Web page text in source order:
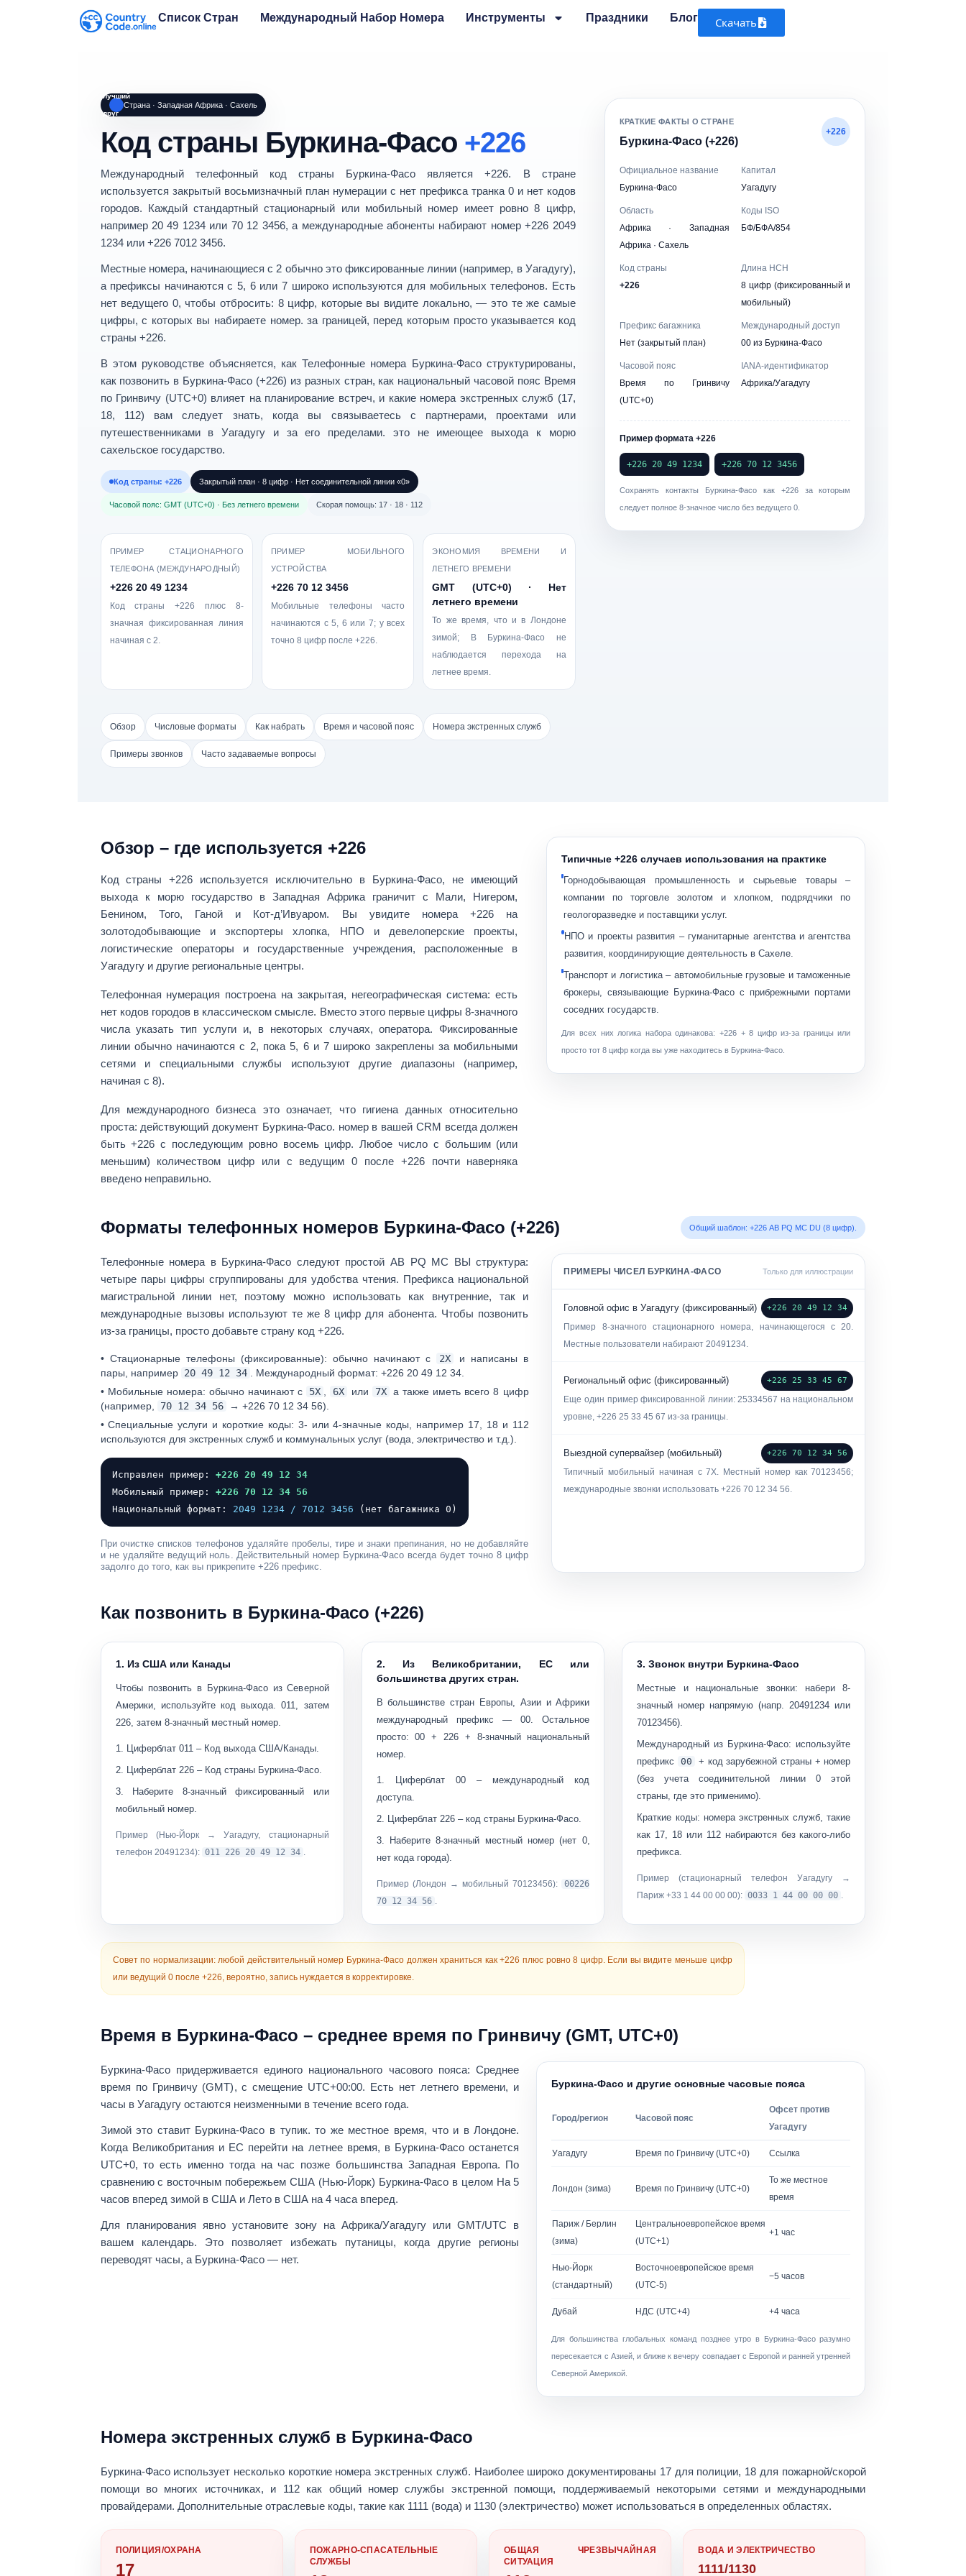
Список Стран Международный Набор Номера Инструменты Праздники Блог Скачать
лучший
друг
Страна · Западная Африка · Сахель
Код страны Буркина-Фасо +226
Международный телефонный код страны Буркина-Фасо является+226. В стране
используется закрытый восьмизначный план нумерациис нет префикса транка 0и нет кодов
городов. Каждый стандартный стационарный или мобильный номер имеет ровно8 цифр,
например 20 49 1234или 70 12 3456, а международные абоненты набирают номер+226 2049
1234или +226 7012 3456.
Местные номера, начинающиеся с 2 обычно это фиксированные линии (например, в Уагадугу),
а префиксы начинаются с5, 6 или 7широко используются для мобильных телефонов. Есть
нет ведущего 0, чтобы отбросить: 8 цифр, которые вы видите локально, — это те же самые
цифры, с которых вы набираете номер. за границей, перед которым просто указывается код
страны +226.
В этом руководстве объясняется, какТелефонные номера Буркина-Фасоструктурированы,
как позвонить в Буркина-Фасо (+226) из разных стран, как национальный часовой пояс Время
по Гринвичу (UTC+0) влияет на планирование встреч, и какие номера экстренных служб (17,
18, 112) вам следует знать, когда вы связываетесь с партнерами, проектами или
путешественниками в Уагадугу и за его пределами. это не имеющее выхода к морю
сахельское государство.
Код страны: +226 Закрытый план · 8 цифр · Нет соединительной линии «0»
Часовой пояс: GMT (UTC+0) · Без летнего времени Скорая помощь: 17 · 18 · 112
ПРИМЕР СТАЦИОНАРНОГО
ТЕЛЕФОНА (МЕЖДУНАРОДНЫЙ)
+226 20 49 1234
Код страны +226 плюс 8-
значная фиксированная линия
начиная с 2.
ПРИМЕР МОБИЛЬНОГО
УСТРОЙСТВА
+226 70 12 3456
Мобильные телефоны часто
начинаются с5, 6 или 7; у всех
точно 8 цифр после +226.
ЭКОНОМИЯ ВРЕМЕНИ И
ЛЕТНЕГО ВРЕМЕНИ
GMT (UTC+0) · Нет
летнего времени
То же время, что и в Лондоне
зимой; В Буркина-Фасо не
наблюдается перехода на
летнее время.
Обзор Числовые форматы Как набрать Время и часовой пояс Номера экстренных служб
Примеры звонков Часто задаваемые вопросы
КРАТКИЕ ФАКТЫ О СТРАНЕ
Буркина-Фасо (+226)
+226
Официальное название
Буркина-Фасо
Капитал
Уагадугу
Область
Африка · Западная
Африка · Сахель
Коды ISO
БФ/БФА/854
Код страны
+226
Длина НСН
8 цифр (фиксированный и
мобильный)
Префикс багажника
Нет (закрытый план)
Международный доступ
00 из Буркина-Фасо
Часовой пояс
Время по Гринвичу
(UTC+0)
IANA-идентификатор
Африка/Уагадугу
Пример формата +226
+226 20 49 1234 +226 70 12 3456
Сохранять контакты Буркина-Фасо как +226за которым
следует полное 8-значное число без ведущего 0.
Обзор – где используется +226
Код страны+226 используется исключительно в Буркина-Фасо, не имеющий
выхода к морю государство в Западная Африка граничит с Мали, Нигером,
Бенином, Того, Ганой и Кот-д’Ивуаром. Вы увидите номера +226 на
золотодобывающие и экспортеры хлопка, НПО и девелоперские проекты,
логистические операторы и государственные учреждения, расположенные в
Уагадугу и другие региональные центры.
Телефонная нумерация построена назакрытая, негеографическая система: есть
нет кодов городовв классическом смысле. Вместо этого первые цифры 8-значного
числа указать тип услуги и, в некоторых случаях, оператора. Фиксированные
линии обычно начинаются с 2, пока5, 6 и 7 широко закреплены за мобильными
сетями и специальными службы используют другие диапазоны (например,
начиная с 8).
Для международного бизнеса это означает, что гигиена данных относительно
проста: действующий документ Буркина-Фасо. номер в вашей CRM всегда должен
быть+226 с последующим ровно восемь цифр. Любое число с большим (или
меньшим) количеством цифр или с ведущим 0 после +226 почти наверняка
введено неправильно.
Типичные +226 случаев использования на практике
Горнодобывающая промышленность и сырьевые товары–
компании по торговле золотом и хлопком, подрядчики по
геологоразведке и поставщики услуг.
НПО и проекты развития – гуманитарные агентства и агентства
развития, координирующие деятельность в Сахеле.
Транспорт и логистика– автомобильные грузовые и таможенные
брокеры, связывающие Буркина-Фасо с прибрежными портами
соседних государств.
Для всех них логика набора одинакова: +226 + 8 цифриз-за границы или
просто тот8 цифр когда вы уже находитесь в Буркина-Фасо.
Форматы телефонных номеров Буркина-Фасо (+226) Общий шаблон: +226 AB PQ MC DU (8 цифр).
Телефонные номера в Буркина-Фасо следуют простойAB PQ MC ВЫ структура:
четыре пары цифры сгруппированы для удобства чтения. Префикса национальной
магистральной линии нет, поэтому можно использовать как внутренние, так и
международные вызовы используют те же 8 цифр для абонента. Чтобы позвонить
из-за границы, просто добавьте страну код +226.
• Стационарные телефоны (фиксированные): обычно начинают с 2X
и написаны в
пары, например 20 49 12 34 . Международный формат: +226 20 49 12 34.
• Мобильные номера: обычно начинают с 5X 6X или 7X а также иметь всего 8 цифр
(например,
70 12 34 56 → +226 70 12 34 56).
•Специальные услуги и короткие коды: 3- или 4-значные коды, например 17 18 и 112
используются для экстренных служб и коммунальных услуг (вода, электричество и т.д.).
Исправлен пример: +226 20 49 12 34
Мобильный пример: +226 70 12 34 56
Национальный формат: 2049 1234 / 7012 3456 (нет багажника 0)
При очистке списков телефонов удаляйте пробелы, тире и знаки препинания, но не добавляйте
и не удаляйте ведущий ноль . Действительный номер Буркина-Фасо всегда будет точно8 цифр
задолго до того, как вы прикрепите +226префикс.
ПРИМЕРЫ ЧИСЕЛ БУРКИНА-ФАСО Только для иллюстрации
Головной офис в Уагадугу (фиксированный) +226 20 49 12 34
Пример 8-значного стационарного номера, начинающегося с20.
Местные пользователи набирают20491234.
Региональный офис (фиксированный) +226 25 33 45 67
Еще один пример фиксированной линии:25334567 на национальном
уровне,+226 25 33 45 67 из-за границы.
Выездной супервайзер (мобильный) +226 70 12 34 56
Типичный мобильный начиная с 7X. Местный номер как70123456;
международные звонки использовать+226 70 12 34 56.
Как позвонить в Буркина-Фасо (+226)
1. Из США или Канады
Чтобы позвонить в Буркина-Фасо из Северной
Америки, используйте код выхода.011, затем
226, затем 8-значный местный номер.
Циферблат 011– Код выхода США/Канады.
Циферблат 226– Код страны Буркина-Фасо.
Наберите 8-значный фиксированный или
мобильный номер.
Пример (Нью-Йорк → Уагадугу, стационарный
телефон 20491234): 011 226 20 49 12 34 .
2. Из Великобритании, ЕС или
большинства других стран.
В большинстве стран Европы, Азии и Африки
международный префикс —00. Остальное
просто: 00 + 226 + 8-значный национальный
номер.
Циферблат 00– международный код
доступа.
Циферблат 226– код страны Буркина-Фасо.
Наберите8-значный местный номер(нет 0,
нет кода города).
Пример (Лондон → мобильный 70123456):
00226
70 12 34 56 .
3. Звонок внутри Буркина-Фасо
Местные и национальные звонки: набери8-
значный номер напрямую (напр.20491234 или
70123456).
Международный из Буркина-Фасо: используйте
префикс
00
+ код зарубежной страны + номер
(без учета соединительной линии 0 этой
страны, где это применимо).
Краткие коды: номера экстренных служб, такие
как 17, 18 или 112набираются без какого-либо
префикса.
Пример (стационарный телефон Уагадугу →
Париж +33 1 44 00 00 00): 0033 1 44 00 00 00 .
Совет по нормализации:любой действительный номер Буркина-Фасо должен храниться как+226 плюс ровно 8 цифр. Если вы видите меньше цифр
или ведущий 0 после +226, вероятно, запись нуждается в корректировке.
Время в Буркина-Фасо – среднее время по Гринвичу (GMT, UTC+0)
Буркина-Фасо придерживается единого национального часового пояса:Среднее
время по Гринвичу (GMT), с смещение UTC+00:00. Есть нет летнего времени, и
часы в Уагадугу остаются неизменными в течение всего года.
Зимой это ставит Буркина-Фасо в тупик.то же местное время, что и в Лондоне.
Когда Великобритания и ЕС перейти на летнее время, в Буркина-Фасо останется
UTC+0, то есть именно тогда на час позже большинства Западная Европа. По
сравнению с восточным побережьем США (Нью-Йорк) Буркина-Фасо в целом На 5
часов вперед зимой в СШАи Лето в США на 4 часа вперед.
Для планирования явно установите зону наАфрика/Уагадугу или GMT/UTC в
вашем календарь. Это позволяет избежать путаницы, когда другие регионы
переводят часы, а Буркина-Фасо — нет.
Буркина-Фасо и другие основные часовые пояса
Город/регион Часовой пояс
Офсет против
Уагадугу
Уагадугу Время по Гринвичу (UTC+0) Ссылка
Лондон (зима) Время по Гринвичу (UTC+0)
То же местное
время
Париж / Берлин
(зима)
Центральноевропейское время
(UTC+1)
+1 час
Нью-Йорк
(стандартный)
Восточноевропейское время
(UTC-5)
−5 часов
Дубай НДС (UTC+4) +4 часа
Для большинства глобальных команд позднее утро в Буркина-Фасоразумно
пересекается с Азией, иближе к вечеру совпадает с Европой и ранней утренней
Северной Америкой.
Номера экстренных служб в Буркина-Фасо
Буркина-Фасо использует несколько короткие номера экстренных служб. Наиболее широко документированы 17для полиции, 18 для пожарной/скорой
помощи во многих источниках, и 112как общий номер службы экстренной помощи, поддерживаемый некоторыми сетями и международными
провайдерами. Дополнительные отраслевые коды, такие как 1111 (вода) и 1130 (электричество) может использоваться в определенных областях.
ПОЛИЦИЯ/ОХРАНА
17
ПОЖАРНО-СПАСАТЕЛЬНЫЕ
СЛУЖБЫ
ОБЩАЯ ЧРЕЗВЫЧАЙНАЯ
СИТУАЦИЯ
ВОДА И ЭЛЕКТРИЧЕСТВО
1111/1130